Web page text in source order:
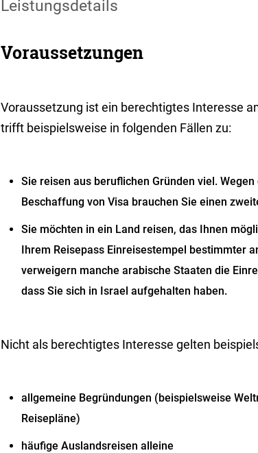
Leistungsdetails
Voraussetzungen
Voraussetzung ist ein berechtigtes Interesse
trifft beispielsweise in folgenden Fällen zu:
Sie reisen aus beruflichen Gründen viel.
Beschaffung von Visa brauchen Sie einen
Sie möchten in ein Land reisen, das Ihnen
Ihrem Reisepass Einreisestempel bestimmter
verweigern manche arabische Staaten die
dass Sie sich in Israel aufgehalten haben.
Nicht als berechtigtes Interesse gelten
allgemeine Begründungen (beispielsweise
Reisepläne)
häufige Auslandsreisen alleine